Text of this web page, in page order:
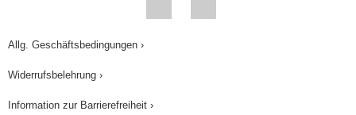
sich ein Chelat gebildet. Das führt zur
Stabilisierung des gesamten Moleküls. 3.
die die Raumstruktur von Proteinen und Peptiden
stabilisieren. Es handelt sich dabei um A)
Allg. Geschäftsbedingungen ›
Widerrufsbelehrung ›
Information zur Barrierefreiheit ›